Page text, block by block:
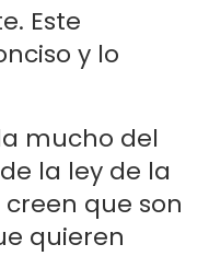
Este
y lo
mucho del
la ley de la
que son
quieren